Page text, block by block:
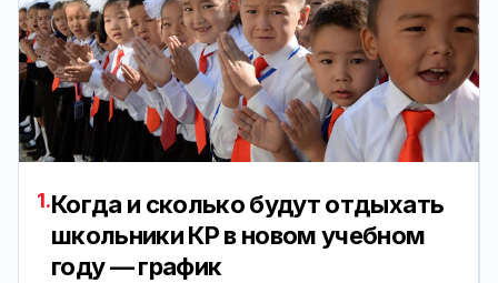
1.Когда и сколько будут отдыхать
школьники КР в новом учебном
году — график